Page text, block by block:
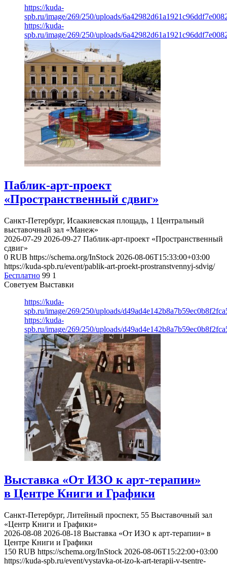
https://kuda-
spb.ru/image/269/250/uploads/
https://kuda-
spb.ru/image/269/250/uploads/
Паблик-арт-проект
«Пространственный сдвиг»
Санкт-Петербург, Исаакиевская площадь, 1 Центральный
выставочный зал «Манеж»
2026-07-29 2026-09-27 Паблик-арт-проект «Пространственный
сдвиг»
0 RUB https://schema.org/InStock 2026-08-06T15:33:00+03:00
https://kuda-spb.ru/event/pablik-art-proekt-prostranstvennyj-sdvig/
Бесплатно 99 1
Советуем Выставки
https://kuda-
spb.ru/image/269/250/uploads/
https://kuda-
spb.ru/image/269/250/uploads/
Выставка «От ИЗО к арт-терапии»
в Центре Книги и Графики
Санкт-Петербург, Литейный проспект, 55 Выставочный зал
«Центр Книги и Графики»
2026-08-08 2026-08-18 Выставка «От ИЗО к арт-терапии» в
Центре Книги и Графики
150 RUB https://schema.org/InStock 2026-08-06T15:22:00+03:00
https://kuda-spb.ru/event/vystavka-ot-izo-k-art-terapii-v-tsentre-